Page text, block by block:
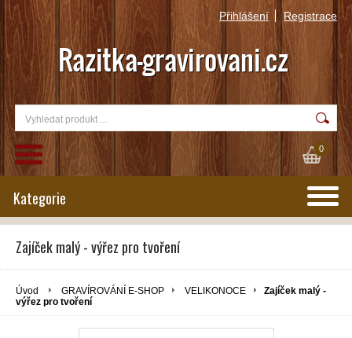
Přihlášení Registrace
0
Kategorie
Zajíček malý - výřez pro tvoření
Úvod GRAVÍROVÁNÍ E-SHOP VELIKONOCE
Zajíček malý -
výřez pro tvoření